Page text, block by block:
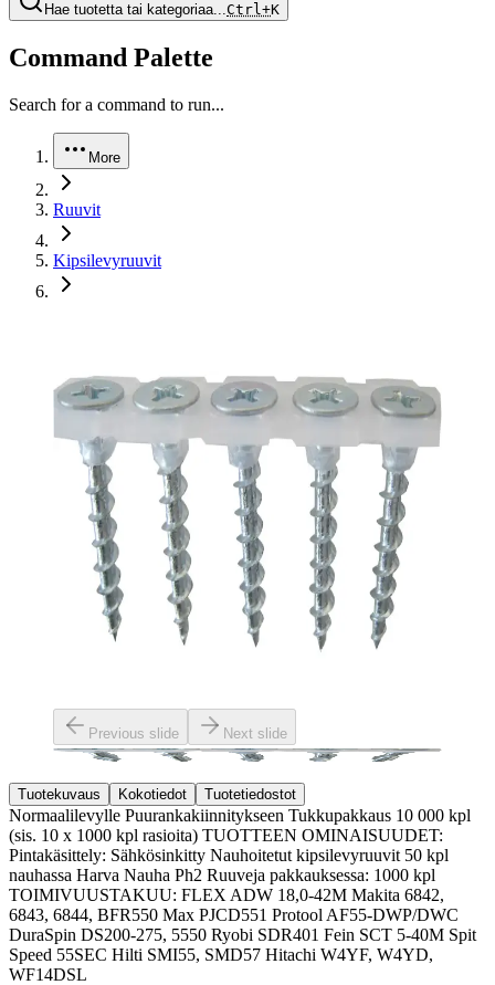
Hae tuotetta tai kategoriaa...Ctrl+K
Command Palette
Search for a command to run...
More
Ruuvit
Kipsilevyruuvit
Previous slide Next slide
Tuotekuvaus Kokotiedot Tuotetiedostot
Normaalilevylle Puurankakiinnitykseen Tukkupakkaus 10 000 kpl
(sis. 10 x 1000 kpl rasioita) TUOTTEEN OMINAISUUDET:
Pintakäsittely: Sähkösinkitty Nauhoitetut kipsilevyruuvit 50 kpl
nauhassa Harva Nauha Ph2 Ruuveja pakkauksessa: 1000 kpl
TOIMIVUUSTAKUU: FLEX ADW 18,0-42M Makita 6842,
6843, 6844, BFR550 Max PJCD551 Protool AF55-DWP/DWC
DuraSpin DS200-275, 5550 Ryobi SDR401 Fein SCT 5-40M Spit
Speed 55SEC Hilti SMI55, SMD57 Hitachi W4YF, W4YD,
WF14DSL